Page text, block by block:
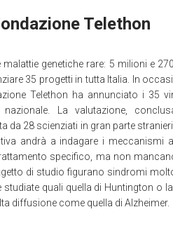
Telethon
genetiche rare: 5 milioni e
35 progetti in tutta Italia. In
Telethon ha annunciato i 35
nazionale. La valutazione,
28 scienziati in gran parte
andrà a indagare i
specifico, ma non
di studio figurano sindromi
quali quella di Huntington o
diffusione come quella di Alzheimer.